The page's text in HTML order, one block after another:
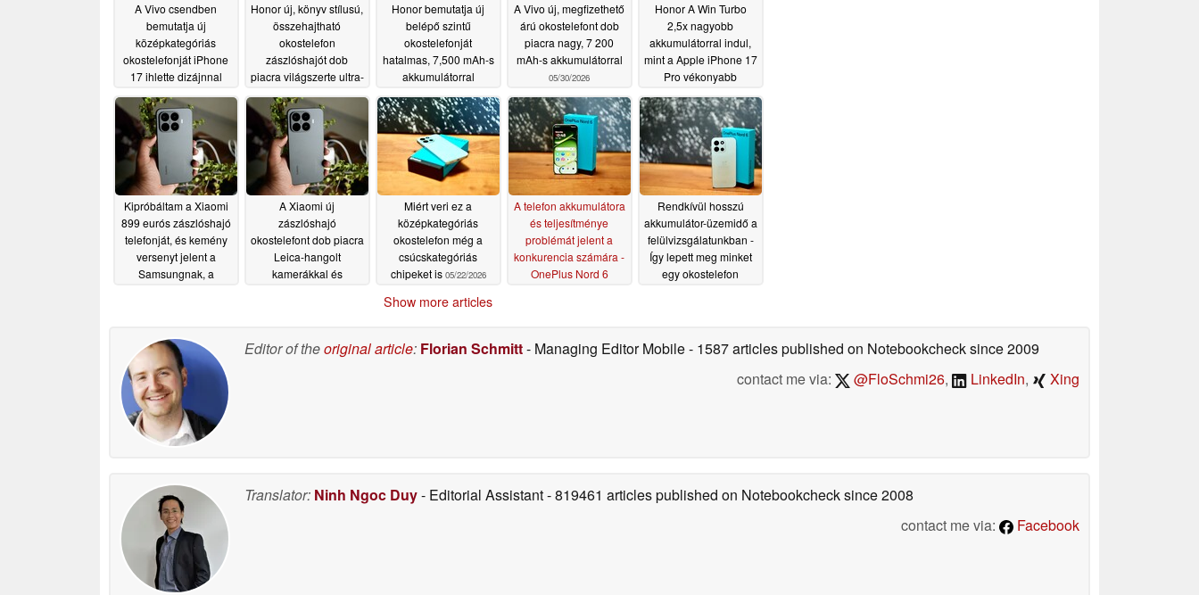
A Vivo csendben
bemutatja új
középkategóriás
okostelefonját iPhone
17 ihlette dizájnnal
06/06/2026
Honor új, könyv stílusú,
összehajtható
okostelefon
zászlóshajót dob
piacra világszerte ultra-
06/04/2026
Honor bemutatja új
belépő szintű
okostelefonját
hatalmas, 7,500 mAh-s
akkumulátorral
06/03/2026
A Vivo új, megfizethető
árú okostelefont dob
piacra nagy, 7 200
mAh-s akkumulátorral
05/30/2026
Honor A Win Turbo
2,5x nagyobb
akkumulátorral indul,
mint a Apple iPhone 17
Pro vékonyabb
17 Pro05/29/2026
Kipróbáltam a Xiaomi
899 eurós zászlóshajó
telefonját, és kemény
versenyt jelent a
Samsungnak, a
A Xiaomi új
zászlóshajó
okostelefont dob piacra
Leica-hangolt
kamerákkal és
Miért veri ez a
középkategóriás
okostelefon még a
csúcskategóriás
chipeket is 05/22/2026
A telefon akkumulátora
és teljesítménye
problémát jelent a
konkurencia számára -
OnePlus Nord 6
Rendkívül hosszú
akkumulátor-üzemidő a
felülvizsgálatunkban -
Így lepett meg minket
egy okostelefon
Show more articles
Editor of theoriginal article: Florian Schmitt- Managing Editor Mobile- 1587 articles published on Notebookchecksince 2009
contact me via:
@FloSchmi26, LinkedIn, Xing
Translator: Ninh Ngoc Duy- Editorial Assistant- 819461 articles published on Notebookchecksince 2008
contact me via:
Facebook